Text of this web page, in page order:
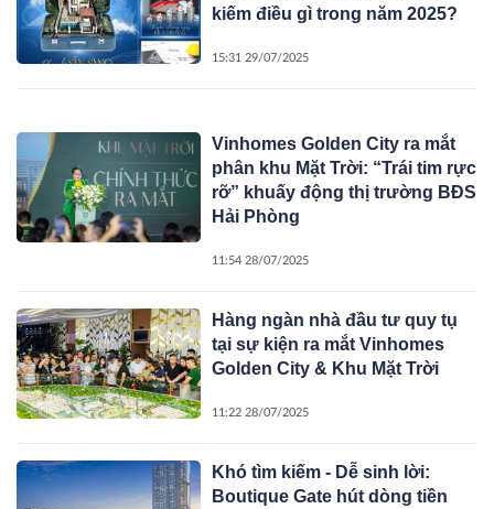
kiếm điều gì trong năm 2025?
15:31 29/07/2025
Vinhomes Golden City ra mắt
phân khu Mặt Trời: “Trái tim rực
rỡ” khuấy động thị trường BĐS
Hải Phòng
11:54 28/07/2025
Hàng ngàn nhà đầu tư quy tụ
tại sự kiện ra mắt Vinhomes
Golden City & Khu Mặt Trời
11:22 28/07/2025
Khó tìm kiếm - Dễ sinh lời:
Boutique Gate hút dòng tiền